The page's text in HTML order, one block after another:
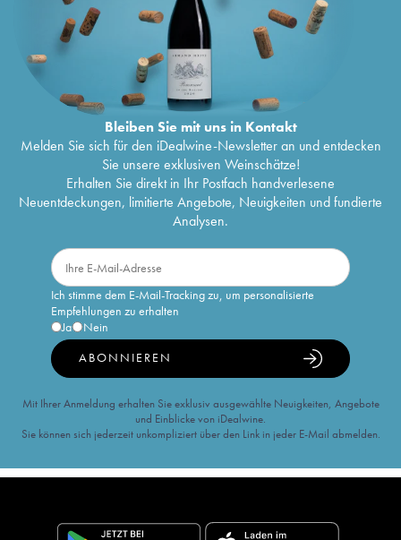
Bleiben Sie mit uns in Kontakt
Melden Sie sich für den iDealwine-Newsletter an und entdecken
Sie unsere exklusiven Weinschätze!
Erhalten Sie direkt in Ihr Postfach handverlesene
Neuentdeckungen, limitierte Angebote, Neuigkeiten und fundierte
Analysen.
Ich stimme dem E-Mail-Tracking zu, um personalisierte
Empfehlungen zu erhalten
Ja
Nein
ABONNIEREN
Mit Ihrer Anmeldung erhalten Sie exklusiv ausgewählte Neuigkeiten, Angebote
und Einblicke von iDealwine.
Sie können sich jederzeit unkompliziert über den Link in jeder E-Mail abmelden.